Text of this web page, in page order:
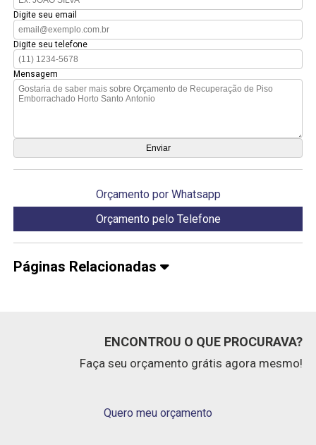
Digite seu email
Digite seu telefone
Mensagem
Orçamento por Whatsapp
Orçamento pelo Telefone
Páginas Relacionadas
ENCONTROU O QUE PROCURAVA?
Faça seu orçamento grátis agora mesmo!
Quero meu orçamento